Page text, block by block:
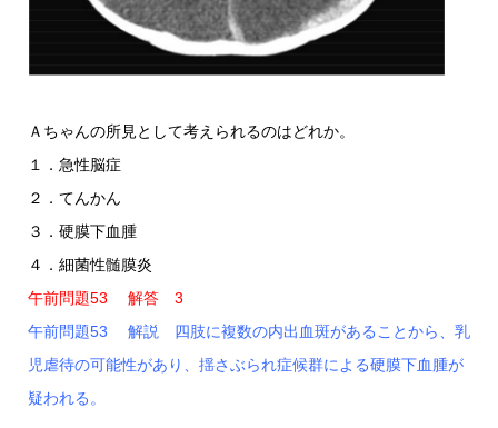
Ａちゃんの所見として考えられるのはどれか。
１．急性脳症
２．てんかん
３．硬膜下血腫
４．細菌性髄膜炎
午前問題53 解答 3
午前問題53 解説 四肢に複数の内出血斑があることから、乳
児虐待の可能性があり、揺さぶられ症候群による硬膜下血腫が
疑われる。